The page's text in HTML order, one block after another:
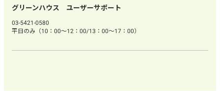
グリーンハウス ユーザーサポート
03-5421-0580
平日のみ（10：00～12：00/13：00～17：00）